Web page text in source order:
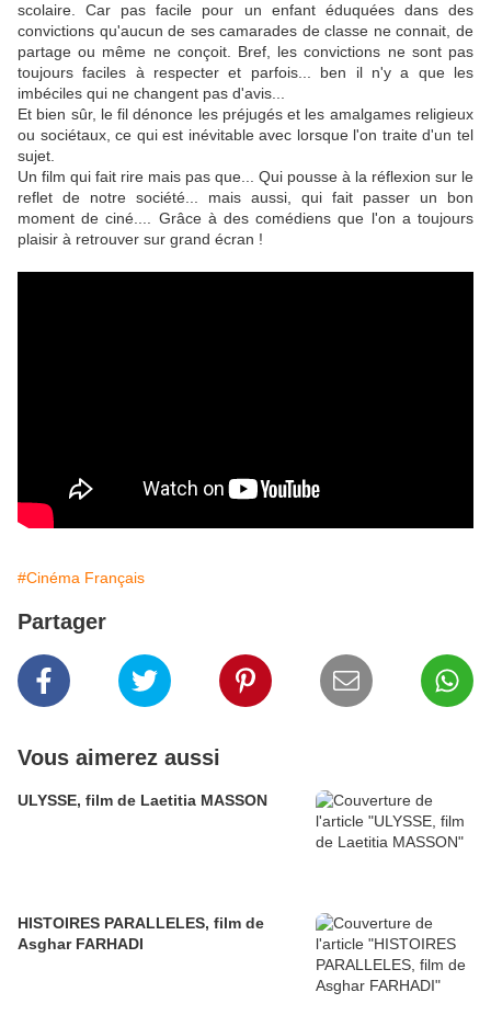
scolaire. Car pas facile pour un enfant éduquées dans des
convictions qu'aucun de ses camarades de classe ne connait, de
partage ou même ne conçoit. Bref, les convictions ne sont pas
toujours faciles à respecter et parfois... ben il n'y a que les
imbéciles qui ne changent pas d'avis...
Et bien sûr, le fil dénonce les préjugés et les amalgames religieux
ou sociétaux, ce qui est inévitable avec lorsque l'on traite d'un tel
sujet.
Un film qui fait rire mais pas que... Qui pousse à la réflexion sur le
reflet de notre société... mais aussi, qui fait passer un bon
moment de ciné.... Grâce à des comédiens que l'on a toujours
plaisir à retrouver sur grand écran !
#Cinéma Français
Partager
Vous aimerez aussi
ULYSSE, film de Laetitia MASSON
HISTOIRES PARALLELES, film de
Asghar FARHADI